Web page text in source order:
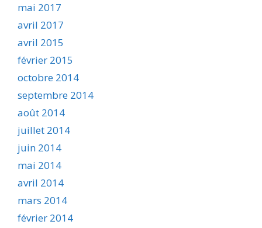
mai 2017
avril 2017
avril 2015
février 2015
octobre 2014
septembre 2014
août 2014
juillet 2014
juin 2014
mai 2014
avril 2014
mars 2014
février 2014